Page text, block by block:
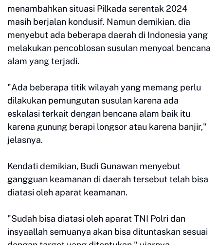
menambahkan situasi Pilkada serentak 2024
masih berjalan kondusif. Namun demikian, dia
menyebut ada beberapa daerah di Indonesia yang
melakukan pencoblosan susulan menyoal bencana
alam yang terjadi.
"Ada beberapa titik wilayah yang memang perlu
dilakukan pemungutan susulan karena ada
eskalasi terkait dengan bencana alam baik itu
karena gunung berapi longsor atau karena banjir,"
jelasnya.
Kendati demikian, Budi Gunawan menyebut
gangguan keamanan di daerah tersebut telah bisa
diatasi oleh aparat keamanan.
"Sudah bisa diatasi oleh aparat TNI Polri dan
insyaallah semuanya akan bisa dituntaskan sesuai